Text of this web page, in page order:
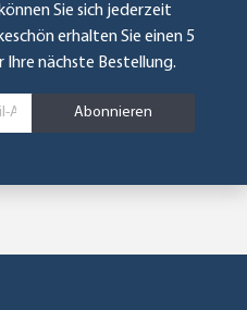
können Sie sich jederzeit
erhalten Sie einen 5
nächste Bestellung.
Abonnieren